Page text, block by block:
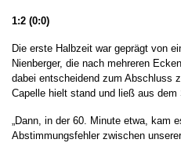
1:2 (0:0)
Die erste Halbzeit war geprägt von
Nienberger, die nach mehreren
dabei entscheidend zum Abschluss
Capelle hielt stand und ließ aus dem
„Dann, in der 60. Minute etwa, kam
Abstimmungsfehler zwischen